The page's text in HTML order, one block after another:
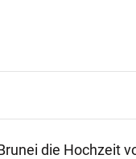
die Hochzeit